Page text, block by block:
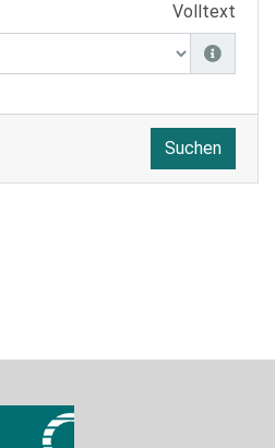
Volltext
Suchen